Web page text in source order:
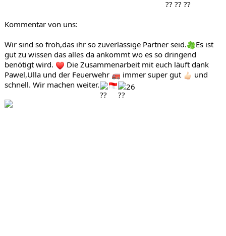
Kommentar von uns:
Wir sind so froh,das ihr so zuverlässige Partner seid.
Es ist
gut zu wissen das alles da ankommt wo es so dringend
benötigt wird.
Die Zusammenarbeit mit euch läuft dank
Pawel,Ulla und der Feuerwehr
immer super gut
und
schnell. Wir machen weiter.
26